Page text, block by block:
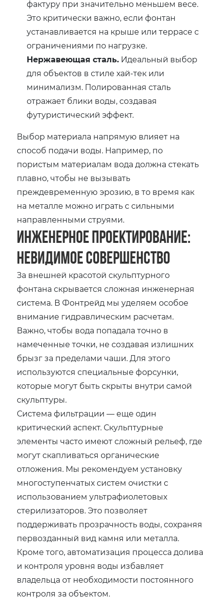
фактуру при значительно меньшем весе.
Это критически важно, если фонтан
устанавливается на крыше или террасе с
ограничениями по нагрузке.
Нержавеющая сталь. Идеальный выбор
для объектов в стиле хай-тек или
минимализм. Полированная сталь
отражает блики воды, создавая
футуристический эффект.
Выбор материала напрямую влияет на
способ подачи воды. Например, по
пористым материалам вода должна стекать
плавно, чтобы не вызывать
преждевременную эрозию, в то время как
на металле можно играть с сильными
направленными струями.
Инженерное проектирование:
невидимое совершенство
За внешней красотой скульптурного
фонтана скрывается сложная инженерная
система. В Фонтрейд мы уделяем особое
внимание гидравлическим расчетам.
Важно, чтобы вода попадала точно в
намеченные точки, не создавая излишних
брызг за пределами чаши. Для этого
используются специальные форсунки,
которые могут быть скрыты внутри самой
скульптуры.
Система фильтрации — еще один
критический аспект. Скульптурные
элементы часто имеют сложный рельеф, где
могут скапливаться органические
отложения. Мы рекомендуем установку
многоступенчатых систем очистки с
использованием ультрафиолетовых
стерилизаторов. Это позволяет
поддерживать прозрачность воды, сохраняя
первозданный вид камня или металла.
Кроме того, автоматизация процесса долива
и контроля уровня воды избавляет
владельца от необходимости постоянного
контроля за объектом.